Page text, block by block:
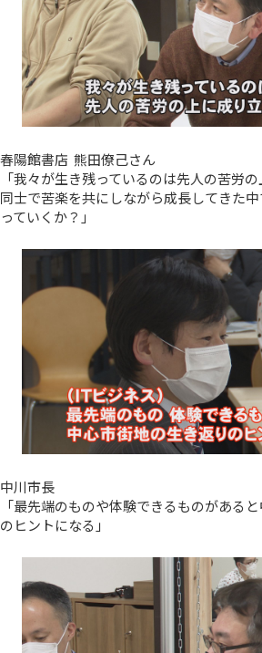
春陽館書店 熊田僚己さん
「我々が生き残っているのは先人の苦労
同士で苦楽を共にしながら成長してきた
っていくか？」
中川市長
「最先端のものや体験できるものがある
のヒントになる」